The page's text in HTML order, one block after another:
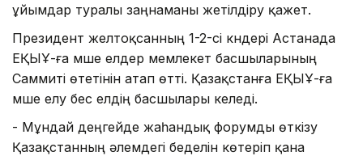
ұйымдар туралы заңнаманы жетілдіру қажет.
Президент желтоқсанның 1-2-сі күндері Астанада
ЕҚЫҰ-ға мүше елдер мемлекет басшыларының
Саммиті өтетінін атап өтті. Қазақстанға ЕҚЫҰ-ға
мүше елу бес елдің басшылары келеді.
- Мұндай деңгейде жаһандық форумды өткізу
Қазақстанның әлемдегі беделін көтеріп қана